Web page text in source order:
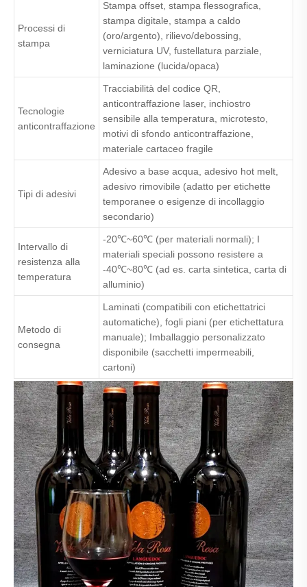
Processi di
stampa
Stampa offset, stampa flessografica,
stampa digitale, stampa a caldo
(oro/argento), rilievo/debossing,
verniciatura UV, fustellatura parziale,
laminazione (lucida/opaca)
Tecnologie
anticontraffazione
Tracciabilità del codice QR,
anticontraffazione laser, inchiostro
sensibile alla temperatura, microtesto,
motivi di sfondo anticontraffazione,
materiale cartaceo fragile
Tipi di adesivi
Adesivo a base acqua, adesivo hot melt,
adesivo rimovibile (adatto per etichette
temporanee o esigenze di incollaggio
secondario)
Intervallo di
resistenza alla
temperatura
-20℃~60℃ (per materiali normali); I
materiali speciali possono resistere a
-40℃~80℃ (ad es. carta sintetica, carta di
alluminio)
Metodo di
consegna
Laminati (compatibili con etichettatrici
automatiche), fogli piani (per etichettatura
manuale); Imballaggio personalizzato
disponibile (sacchetti impermeabili,
cartoni)